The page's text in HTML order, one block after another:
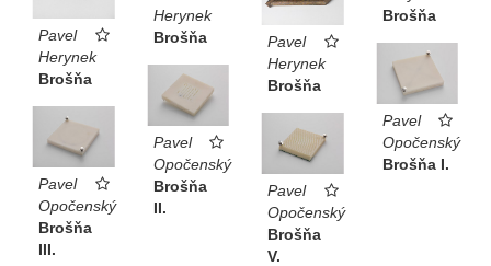
Brošňa
Pavel
Herynek
Brošňa
Herynek
Brošňa
Pavel
Herynek
Brošňa
Pavel
Opočenský
Brošňa I.
Pavel
Opočenský
Brošňa
II.
Pavel
Opočenský
Brošňa
III.
Pavel
Opočenský
Brošňa
V.